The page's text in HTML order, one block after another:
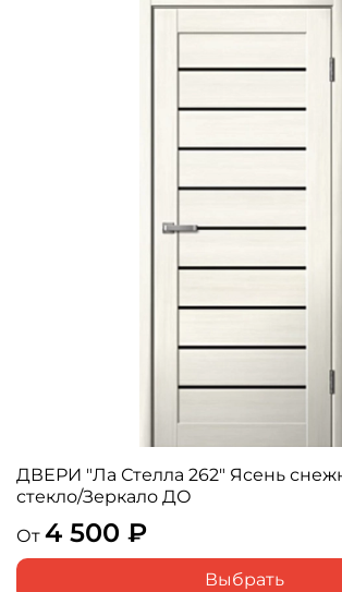
ДВЕРИ "Ла Стелла 262" Ясень
стекло/Зеркало ДО
От 4 500 ₽
Выбрать